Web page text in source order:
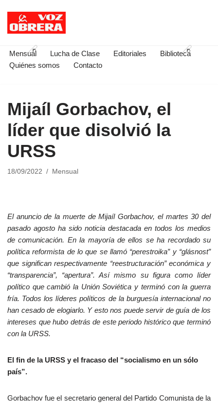
Saltar
contenido
Mensual Lucha de Clase Editoriales
Biblioteca
Quiénes somos
Contacto
Mijaíl Gorbachov, el
líder que disolvió la
URSS
18/09/2022 Mensual
El anuncio de la muerte de Mijaíl Gorbachov, el martes 30 del
pasado agosto ha sido noticia destacada en todos los medios
de comunicación. En la mayoría de ellos se ha recordado su
política reformista de lo que se llamó “perestroika” y “glásnost”
que significan respectivamente “reestructuración” económica y
“transparencia”, “apertura”. Así mismo su figura como líder
político que cambió la Unión Soviética y terminó con la guerra
fría. Todos los líderes políticos de la burguesía internacional no
han cesado de elogiarlo. Y esto nos puede servir de guía de los
intereses que hubo detrás de este periodo histórico que terminó
con la URSS.
El fin de la URSS y el fracaso del “socialismo en un sólo
país”.
Gorbachov fue el secretario general del Partido Comunista de la